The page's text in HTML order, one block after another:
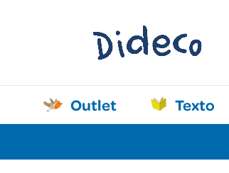
Outlet Texto